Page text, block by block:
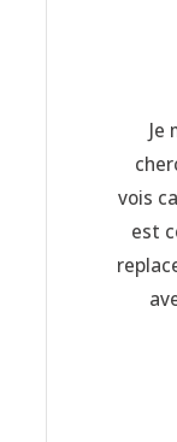
Je
vois
est